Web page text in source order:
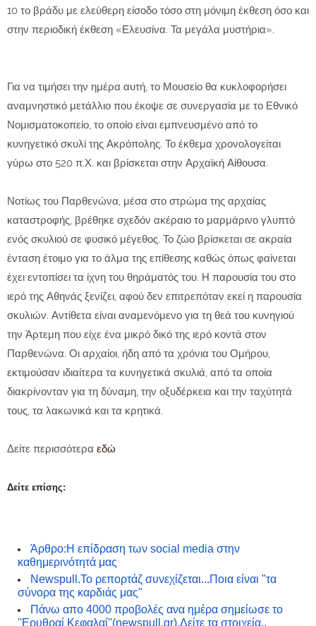
10 το βράδυ με ελεύθερη είσοδο τόσο στη μόνιμη έκθεση όσο και
στην περιοδική έκθεση «Ελευσίνα. Τα μεγάλα μυστήρια».
Για να τιμήσει την ημέρα αυτή, το Μουσείο θα κυκλοφορήσει
αναμνηστικό μετάλλιο που έκοψε σε συνεργασία με το Εθνικό
Νομισματοκοπείο, το οποίο είναι εμπνευσμένο από το
κυνηγετικό σκυλί της Ακρόπολης. Το έκθεμα χρονολογείται
γύρω στο 520 π.Χ. και βρίσκεται στην Αρχαϊκή Αίθουσα.
Νοτίως του Παρθενώνα, μέσα στο στρώμα της αρχαίας
καταστροφής, βρέθηκε σχεδόν ακέραιο το μαρμάρινο γλυπτό
ενός σκυλιού σε φυσικό μέγεθος. Το ζώο βρίσκεται σε ακραία
ένταση έτοιμο για το άλμα της επίθεσης καθώς όπως φαίνεται
έχει εντοπίσει τα ίχνη του θηράματός του. Η παρουσία του στο
ιερό της Αθηνάς ξενίζει, αφού δεν επιτρεπόταν εκεί η παρουσία
σκυλιών. Αντίθετα είναι αναμενόμενο για τη θεά του κυνηγιού
την Άρτεμη που είχε ένα μικρό δικό της ιερό κοντά στον
Παρθενώνα. Οι αρχαίοι, ήδη από τα χρόνια του Ομήρου,
εκτιμούσαν ιδιαίτερα τα κυνηγετικά σκυλιά, από τα οποία
διακρίνονταν για τη δύναμη, την οξυδέρκεια και την ταχύτητά
τους, τα λακωνικά και τα κρητικά.
Δείτε περισσότερα εδώ
Δείτε επίσης:
Άρθρο:Η επίδραση των social media στην
καθημερινότητά μας
Newspull.Το ρεπορτάζ συνεχίζεται...Ποια είναι "τα
σύνορα της καρδιάς μας"
Πάνω απο 4000 προβολές ανα ημέρα σημείωσε το
''Ερυθραί Κεφαλαί''(newspull.gr).Δείτε τα στοιχεία..